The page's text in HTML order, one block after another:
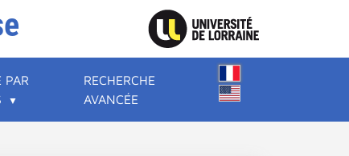
PAR
RECHERCHE
AVANCÉE